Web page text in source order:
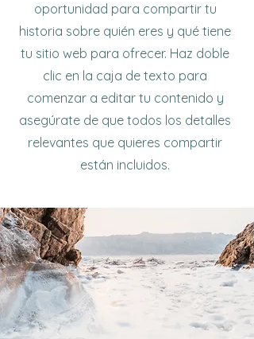
oportunidad para compartir tu
historia sobre quién eres y qué tiene
tu sitio web para ofrecer. Haz doble
clic en la caja de texto para
comenzar a editar tu contenido y
asegúrate de que todos los detalles
relevantes que quieres compartir
están incluidos.